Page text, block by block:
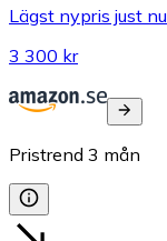
Lägst nypris just nu
3 300 kr
Pristrend 3 mån